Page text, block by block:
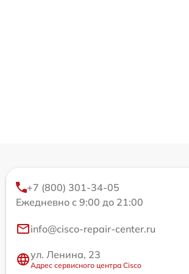
+7 (800) 301-34-05
Ежедневно с 9:00 до 21:00
info@cisco-repair-center.ru
ул. Ленина, 23
Адрес сервисного центра Cisco